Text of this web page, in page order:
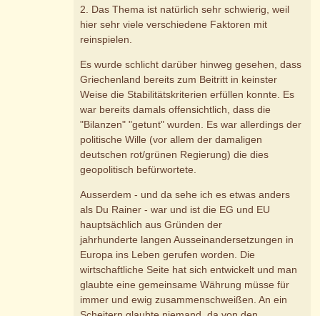
2. Das Thema ist natürlich sehr schwierig, weil
hier sehr viele verschiedene Faktoren mit
reinspielen.
Es wurde schlicht darüber hinweg gesehen, dass
Griechenland bereits zum Beitritt in keinster
Weise die Stabilitätskriterien erfüllen konnte. Es
war bereits damals offensichtlich, dass die
"Bilanzen" "getunt" wurden. Es war allerdings der
politische Wille (vor allem der damaligen
deutschen rot/grünen Regierung) die dies
geopolitisch befürwortete.
Ausserdem - und da sehe ich es etwas anders
als Du Rainer - war und ist die EG und EU
hauptsächlich aus Gründen der
jahrhunderte langen Ausseinandersetzungen in
Europa ins Leben gerufen worden. Die
wirtschaftliche Seite hat sich entwickelt und man
glaubte eine gemeinsame Währung müsse für
immer und ewig zusammenschweißen. An ein